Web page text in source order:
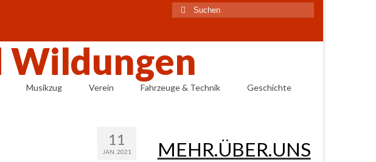
Suchen
nach:
Musikzug Verein Fahrzeuge & Technik Geschichte
11
JAN. 2021 MEHR.ÜBER.UNS